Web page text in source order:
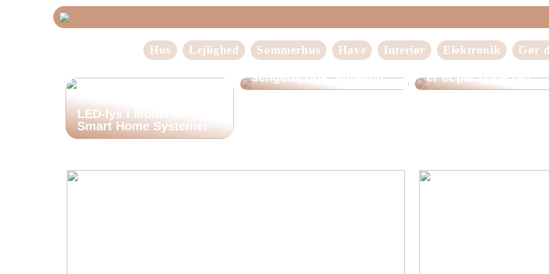
Hus Lejlighed Sommerhus Have Interiør Elektronik Gør
LED-lys i Moderne
Smart Home Systemer
sengetøj hos Sinnerup
Mangler du bedre
er et par gode råd